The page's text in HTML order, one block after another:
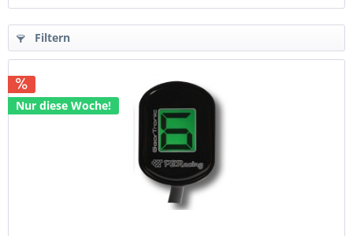
Filtern
Nur diese Woche!